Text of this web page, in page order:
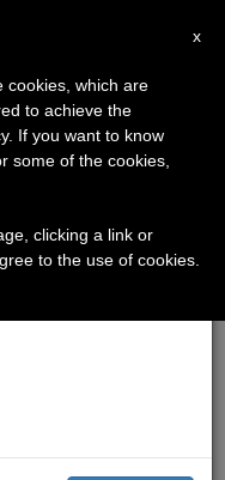
Bebé (C) Cathopic
×
haremos la pausa
de verano
y también el
x
cookies, which are
to achieve the
If you want to know
some of the cookies,
clicking a link or
to the use of cookies.